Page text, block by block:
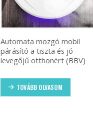
Automata mozgó mobil
párásító a tiszta és jó
levegőjű otthonért (BBV)
TOVÁBB OLVASOM